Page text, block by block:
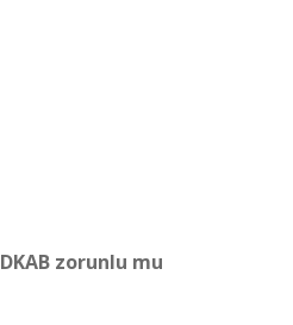
DKAB zorunlu mu